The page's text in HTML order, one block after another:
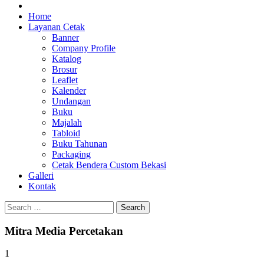
Goe Media Percetakan | 0822-4439-5599 (Call/WA)
0822-4439-5599 (Call/WA) Percetakan jasa cetak banner buku yasin
invoice kartu nama label map nota spanduk stiker undangan
pernikahan murah online 24 jam
Home
Layanan Cetak
Banner
Company Profile
Katalog
Brosur
Leaflet
Kalender
Undangan
Buku
Majalah
Tabloid
Buku Tahunan
Packaging
Cetak Bendera Custom Bekasi
Galleri
Kontak
Search
for:
Mitra Media Percetakan
1